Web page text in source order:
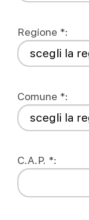
Regione *:
Comune *:
C.A.P. *: